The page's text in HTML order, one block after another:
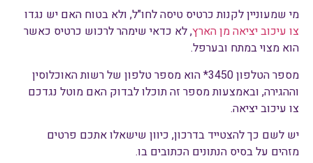
מי שמעוניין לקנות כרטיס טיסה לחו"ל, ולא בטוח האם יש נגדו
צו עיכוב יציאה מן הארץ, לא כדאי שימהר לרכוש כרטיס כאשר
הוא מצוי במתח ובערפל.
מספר הטלפון 3450* הוא מספר טלפון של רשות האוכלוסין
וההגירה, ובאמצעות מספר זה תוכלו לבדוק האם מוטל נגדכם
צו עיכוב יציאה.
יש לשם כך להצטייד בדרכון, כיוון שישאלו אתכם פרטים
מזהים על בסיס הנתונים הכתובים בו.